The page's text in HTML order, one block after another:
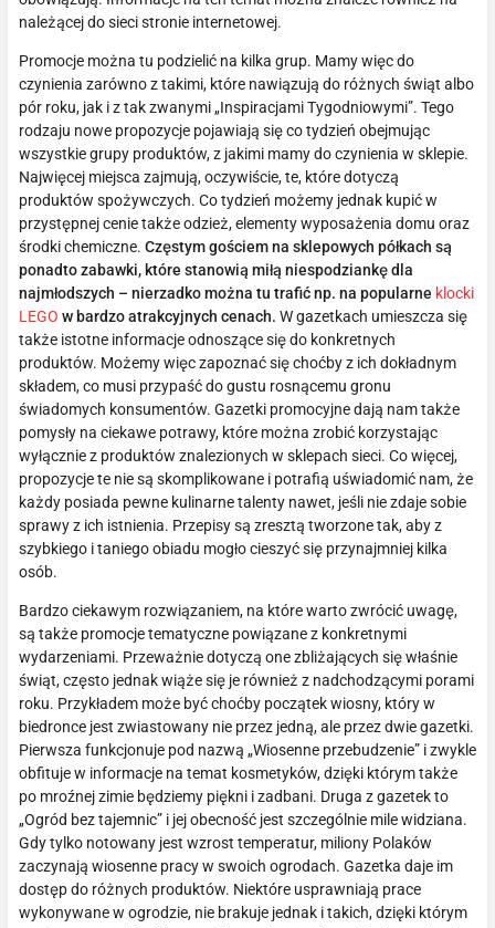
należącej do sieci stronie internetowej.
Promocje można tu podzielić na kilka grup. Mamy więc do
czynienia zarówno z takimi, które nawiązują do różnych świąt albo
pór roku, jak i z tak zwanymi „Inspiracjami Tygodniowymi”. Tego
rodzaju nowe propozycje pojawiają się co tydzień obejmując
wszystkie grupy produktów, z jakimi mamy do czynienia w sklepie.
Najwięcej miejsca zajmują, oczywiście, te, które dotyczą
produktów spożywczych. Co tydzień możemy jednak kupić w
przystępnej cenie także odzież, elementy wyposażenia domu oraz
środki chemiczne. Częstym gościem na sklepowych półkach są
ponadto zabawki, które stanowią miłą niespodziankę dla
najmłodszych – nierzadko można tu trafić np. na popularne klocki
LEGO w bardzo atrakcyjnych cenach. W gazetkach umieszcza się
także istotne informacje odnoszące się do konkretnych
produktów. Możemy więc zapoznać się choćby z ich dokładnym
składem, co musi przypaść do gustu rosnącemu gronu
świadomych konsumentów. Gazetki promocyjne dają nam także
pomysły na ciekawe potrawy, które można zrobić korzystając
wyłącznie z produktów znalezionych w sklepach sieci. Co więcej,
propozycje te nie są skomplikowane i potrafią uświadomić nam, że
każdy posiada pewne kulinarne talenty nawet, jeśli nie zdaje sobie
sprawy z ich istnienia. Przepisy są zresztą tworzone tak, aby z
szybkiego i taniego obiadu mogło cieszyć się przynajmniej kilka
osób.
Bardzo ciekawym rozwiązaniem, na które warto zwrócić uwagę,
są także promocje tematyczne powiązane z konkretnymi
wydarzeniami. Przeważnie dotyczą one zbliżających się właśnie
świąt, często jednak wiąże się je również z nadchodzącymi porami
roku. Przykładem może być choćby początek wiosny, który w
biedronce jest zwiastowany nie przez jedną, ale przez dwie gazetki.
Pierwsza funkcjonuje pod nazwą „Wiosenne przebudzenie” i zwykle
obfituje w informacje na temat kosmetyków, dzięki którym także
po mroźnej zimie będziemy piękni i zadbani. Druga z gazetek to
„Ogród bez tajemnic” i jej obecność jest szczególnie mile widziana.
Gdy tylko notowany jest wzrost temperatur, miliony Polaków
zaczynają wiosenne pracy w swoich ogrodach. Gazetka daje im
dostęp do różnych produktów. Niektóre usprawniają prace
wykonywane w ogrodzie, nie brakuje jednak i takich, dzięki którym